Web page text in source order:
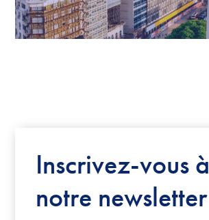
Inscrivez-vous à
notre newsletter